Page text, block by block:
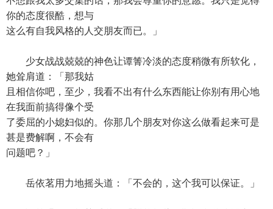
你的态度很酷，想与
这么有自我风格的人交朋友而已。」
少女战战兢兢的神色让谭箐冷淡的态度稍微有所软化，
她耸肩道：「那我姑
且相信你吧，至少，我看不出有什么东西能让你别有用心地
在我面前搞得像个受
了委屈的小媳妇似的。你那几个朋友对你这么做看起来可是
甚是费解啊，不会有
问题吧？」
岳依茗用力地摇头道：「不会的，这个我可以保证。」